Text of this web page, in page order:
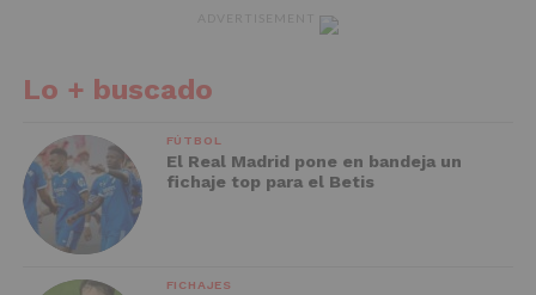
Lo + buscado
FÚTBOL
El Real Madrid pone en bandeja un
fichaje top para el Betis
FICHAJES